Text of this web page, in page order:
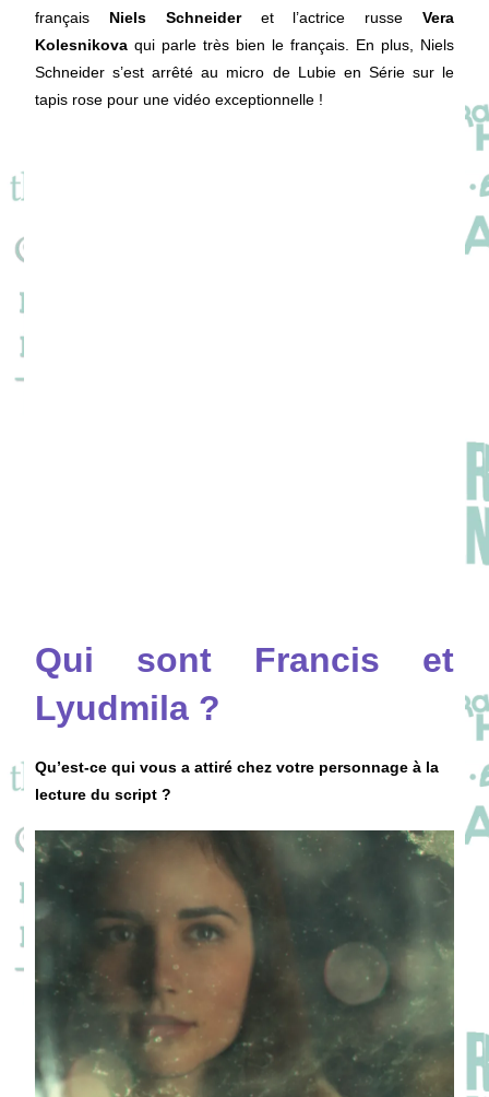
français Niels Schneideret l’actrice russe Vera
Kolesnikova qui parle très bien le français. En plus, Niels
Schneider s’est arrêté au micro de Lubie en Série sur le
tapis rose pour une vidéo exceptionnelle !
Qui sont Francis et
Lyudmila ?
Qu’est-ce qui vous a attiré chez votre personnage à la
lecture du script ?